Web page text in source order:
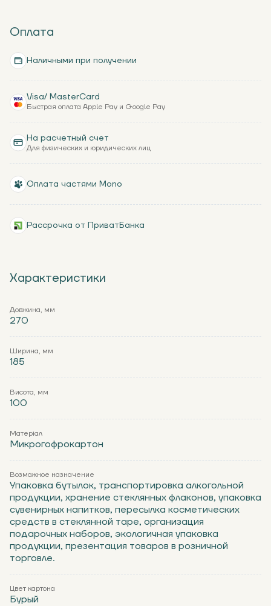
Характеристики
Довжина, мм
270
Ширина, мм
185
Висота, мм
100
Матеріал
Микрогофрокартон
Возможное назначение
Упаковка бутылок, транспортировка алкогольной
продукции, хранение стеклянных флаконов, упаковка
сувенирных напитков, пересылка косметических
средств в стеклянной таре, организация
подарочных наборов, экологичная упаковка
продукции, презентация товаров в розничной
торговле.
Цвет картона
Бурый
Оплата
Наличными при получении
Visa/ MasterCard
Быстрая оплата Apple Pay и Google Pay
На расчетный счет
Для физических и юридических лиц
Оплата частями Mono
Рассрочка от ПриватБанка